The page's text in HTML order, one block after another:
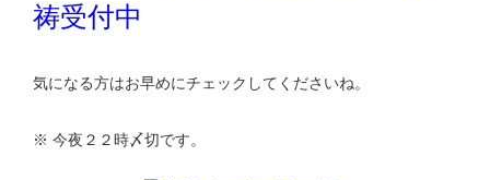
祷受付中
気になる方はお早めにチェックしてくださいね。
※ 今夜２２時〆切です。